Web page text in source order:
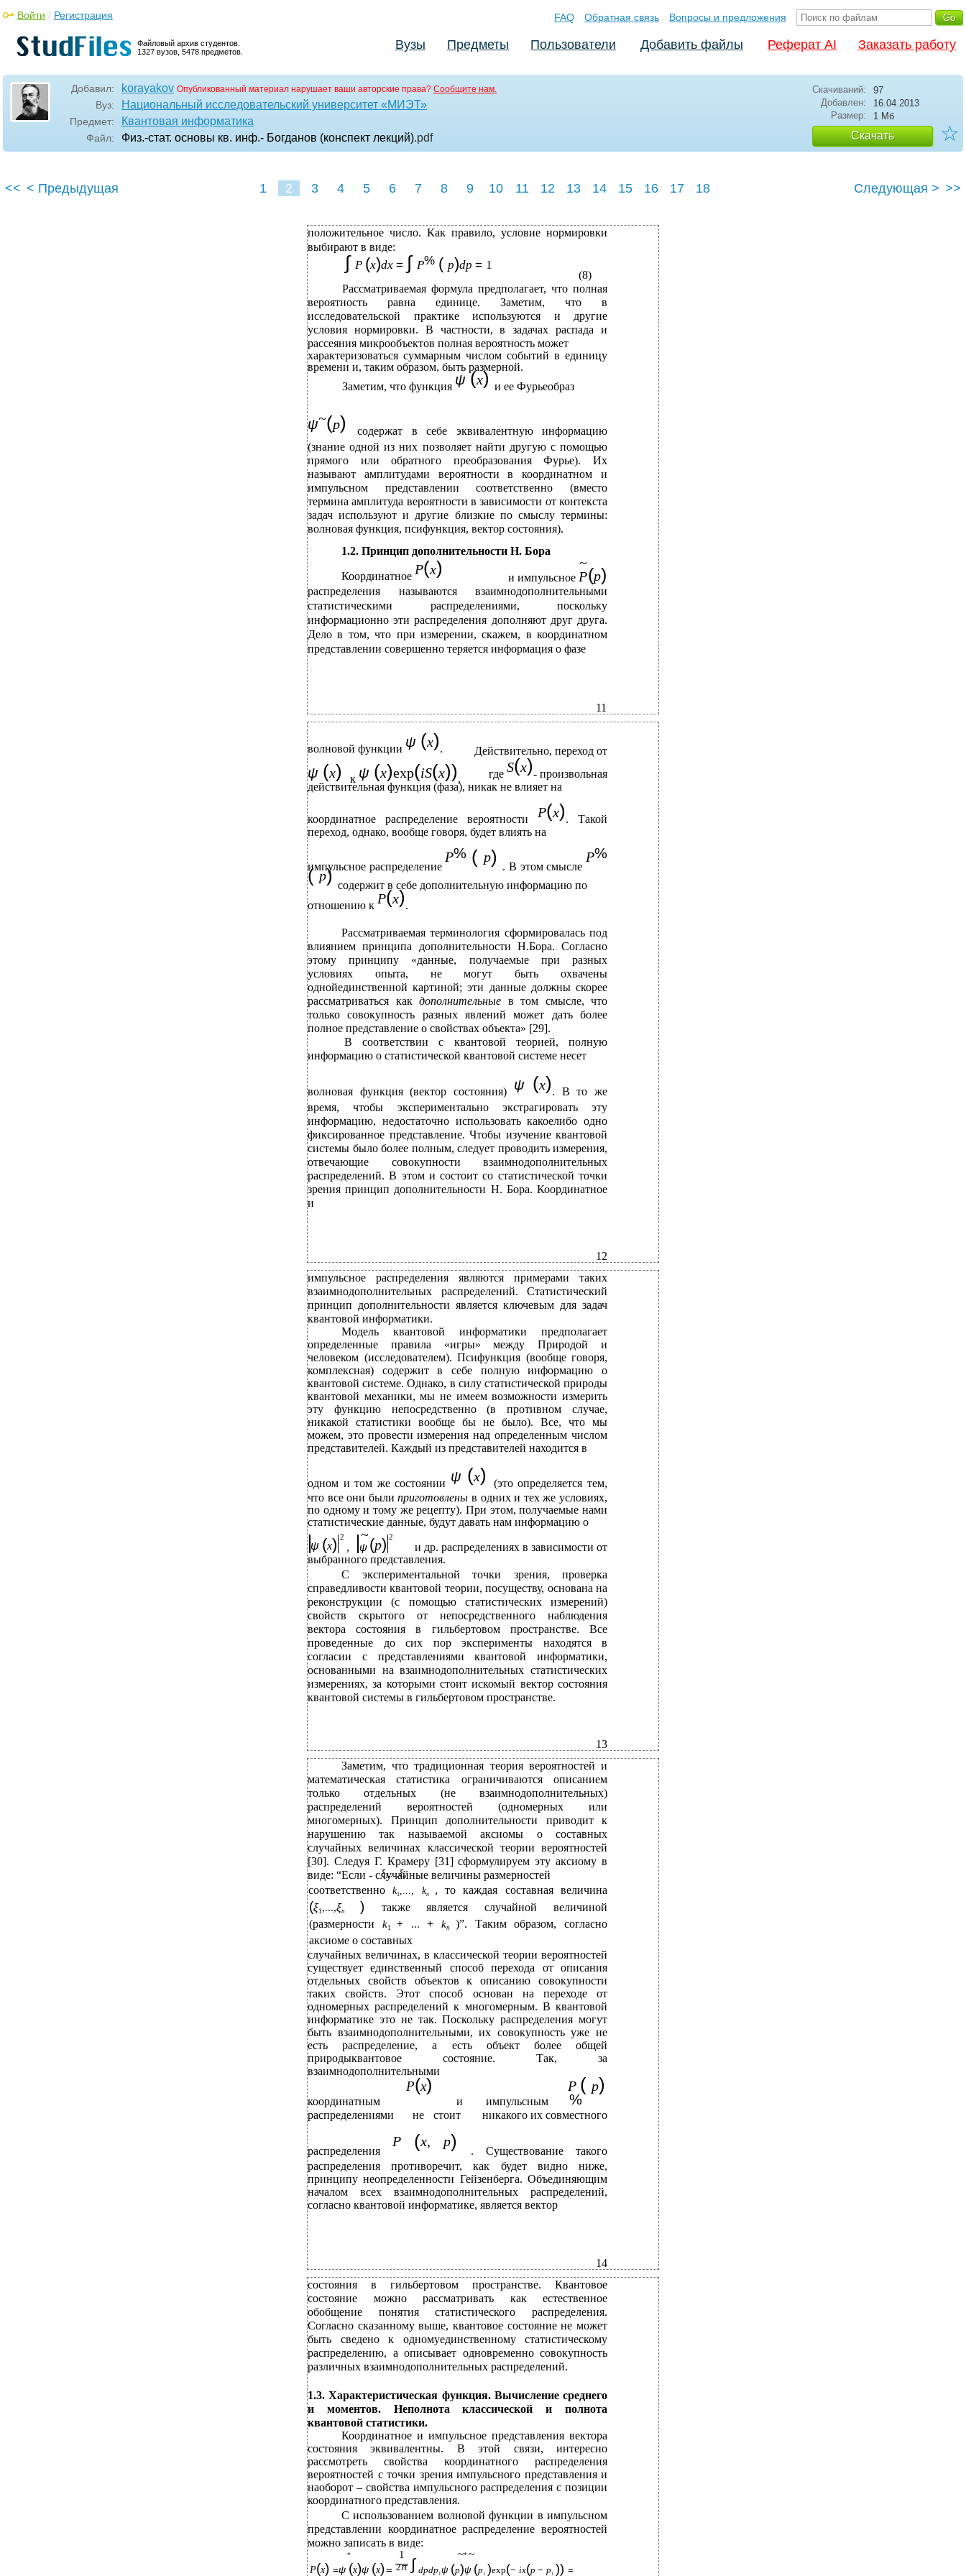
Файловый архив студентов.
1327 вузов, 5478 предметов.
Войти / Регистрация FAQ Обратная связь Вопросы и предложения
Вузы Предметы Пользователи Добавить файлы Реферат AI Заказать работу
Добавил: korayakov Опубликованный материал нарушает ваши авторские права? Сообщите нам.
Вуз: Национальный исследовательский университет «МИЭТ»
Предмет: Квантовая информатика
Файл: Физ.-стат. основы кв. инф.- Богданов (конспект лекций).pdf
Скачиваний:
97
Добавлен:
16.04.2013
Размер:
1 Мб
Скачать ☆
<< < Предыдущая 1 2 3 4 5 6 7 8 9 10 11 12 13 14 15 16 17 18 Следующая > >>
∫ P (x)dx = ∫ P% ( p)dp = 1
положительное число. Как правило, условие нормировки
выбирают в виде:
(8)
Рассматриваемая формула предполагает, что полная
вероятность равна единице. Заметим, что в
исследовательской практике используются и другие
условия нормировки. В частности, в задачах распада и
рассеяния микрообъектов полная вероятность может
характеризоваться суммарным числом событий в единицу
времени и, таким образом, быть размерной.
Заметим, что функция ψ (x)и ее Фурьеобраз
ψ~(p)
содержат в себе эквивалентную информацию
(знание одной из них позволяет найти другую с помощью
прямого или обратного преобразования Фурье). Их
называют амплитудами вероятности в координатном и
импульсном представлении соответственно (вместо
термина амплитуда вероятности в зависимости от контекста
задач используют и другие близкие по смыслу термины:
волновая функция, псифункция, вектор состояния).
1.2. Принцип дополнительности Н. Бора
Координатное P(x) ~
(p)
и импульсное P
распределения называются взаимнодополнительными
статистическими распределениями, поскольку
информационно эти распределения дополняют друг друга.
Дело в том, что при измерении, скажем, в координатном
представлении совершенно теряется информация о фазе
11
волновой функции ψ (x). Действительно, переход от
ψ (x) к ψ (x)exp(iS(x)), где S(x)- произвольная
действительная функция (фаза), никак не влияет на
координатное распределение вероятности P(x). Такой
переход, однако, вообще говоря, будет влиять на
импульсное распределение
P% ( p) . В этом смысле
P%
(p)содержит в себе дополнительную информацию по
отношению к P(x).
Рассматриваемая терминология сформировалась под
влиянием принципа дополнительности Н.Бора. Согласно
этому принципу «данные, получаемые при разных
условиях опыта, не могут быть охвачены
однойединственной картиной; эти данные должны скорее
рассматриваться как дополнительные в том смысле, что
только совокупность разных явлений может дать более
полное представление о свойствах объекта» [29].
В соответствии с квантовой теорией, полную
информацию о статистической квантовой системе несет
волновая функция (вектор состояния) ψ (x). В то же
время, чтобы экспериментально экстрагировать эту
информацию, недостаточно использовать какоелибо одно
фиксированное представление. Чтобы изучение квантовой
системы было более полным, следует проводить измерения,
отвечающие совокупности взаимнодополнительных
распределений. В этом и состоит со статистической точки
зрения принцип дополнительности Н. Бора. Координатное
и
12
импульсное распределения являются примерами таких
взаимнодополнительных распределений. Статистический
принцип дополнительности является ключевым для задач
квантовой информатики.
Модель квантовой информатики предполагает
определенные правила «игры» между Природой и
человеком (исследователем). Псифункция (вообще говоря,
комплексная) содержит в себе полную информацию о
квантовой системе. Однако, в силу статистической природы
квантовой механики, мы не имеем возможности измерить
эту функцию непосредственно (в противном случае,
никакой статистики вообще бы не было). Все, что мы
можем, это провести измерения над определенным числом
представителей. Каждый из представителей находится в
одном и том же состоянии ψ (x)
(это определяется тем,
что все они былиприготовленыв одних и тех же условиях,
по одному и тому же рецепту). При этом, получаемые нами
статистические данные, будут давать нам информацию о
ψ (x) 2
,
~
(p) 2
ψ
и др. распределениях в зависимости от
выбранного представления.
С экспериментальной точки зрения, проверка
справедливости квантовой теории, посуществу, основана на
реконструкции (с помощью статистических измерений)
свойств скрытого от непосредственного наблюдения
вектора состояния в гильбертовом пространстве. Все
проведенные до сих пор эксперименты находятся в
согласии с представлениями квантовой информатики,
основанными на взаимнодополнительных статистических
измерениях, за которыми стоит искомый вектор состояния
квантовой системы в гильбертовом пространстве.
13
ξ1,...,ξn
Заметим, что традиционная теория вероятностей и
математическая статистика ограничиваются описанием
только отдельных (не взаимнодополнительных)
распределений вероятностей (одномерных или
многомерных). Принцип дополнительности приводит к
нарушению так называемой аксиомы о составных
случайных величинах классической теории вероятностей
[30]. Следуя Г. Крамеру [31] сформулируем эту аксиому в
виде: “Если - случайные величины размерностей
соответственноk1,..., kn , то каждая составная величина
(ξ1 ,...,ξn )
также является случайной величиной
(размерности k1 + ...+ kn)”. Таким образом, согласно
аксиоме о составных
случайных величинах, в классической теории вероятностей
существует единственный способ перехода от описания
отдельных свойств объектов к описанию совокупности
таких свойств. Этот способ основан на переходе от
одномерных распределений к многомерным. В квантовой
информатике это не так. Поскольку распределения могут
быть взаимнодополнительными, их совокупность уже не
есть распределение, а есть объект более общей
природыквантовое состояние. Так, за
взаимнодополнительными
P(x) P ( p)
координатным и импульсным %
распределениями не стоит никакого их совместного
распределения
P (x, p)
. Существование такого
распределения противоречит, как будет видно ниже,
принципу неопределенности Гейзенберга. Объединяющим
началом всех взаимнодополнительных распределений,
согласно квантовой информатике, является вектор
14
состояния в гильбертовом пространстве. Квантовое
состояние можно рассматривать как естественное
обобщение понятия статистического распределения.
Согласно сказанному выше, квантовое состояние не может
быть сведено к одномуединственному статистическому
распределению, а описывает одновременно совокупность
различных взаимнодополнительных распределений.
1.3. Характеристическая функция. Вычисление среднего
и моментов. Неполнота классической и полнота
квантовой статистики.
Координатное и импульсное представления вектора
состояния эквивалентны. В этой связи, интересно
рассмотреть свойства координатного распределения
вероятностей с точки зрения импульсного представления и
наоборот – свойства импульсного распределения с позиции
координатного представления.
С использованием волновой функции в импульсном
представлении координатное распределение вероятностей
можно записать в виде:
* 1 ~* ~
P(x) =ψ (x)ψ (x)= ∫ dpdp 1ψ (p)ψ (p 1 )exp(− ix(p − p 1 )) =
2π